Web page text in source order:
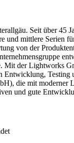
Seit über 45
mittlere Serien
von der
Mit der Lightworks
die mit
und gute